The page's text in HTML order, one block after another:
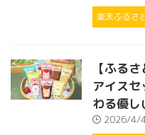
楽天ふるさ
【ふる
アイス
わる優し
2026/4/